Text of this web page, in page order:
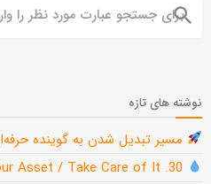
search
نوشته های تازه
مسیر تبدیل شدن به گوینده